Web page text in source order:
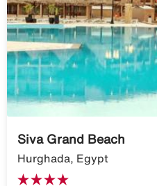
Siva Grand Beach
Hurghada, Egypt